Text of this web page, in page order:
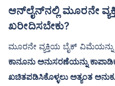
ಆನ್‌ಲೈನ್‌ನಲ್ಲಿ ಮೂರನೇ ವ್ಯಕ್ತಿಯ ಬೈಕ್ ವಿಮೆಯನ್ನು ಏಕೆ
ಖರೀದಿಸಬೇಕು?
ಮೂರನೇ ವ್ಯಕ್ತಿಯ ಬೈಕ್ ವಿಮೆಯನ್ನು
ಕಾನೂನು ಅನುಸರಣೆಯನ್ನು
ಖಚಿತಪಡಿಸಿಕೊಳ್ಳಲು ಅತ್ಯಂತ